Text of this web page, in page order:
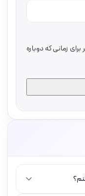
زمانی که دوباره